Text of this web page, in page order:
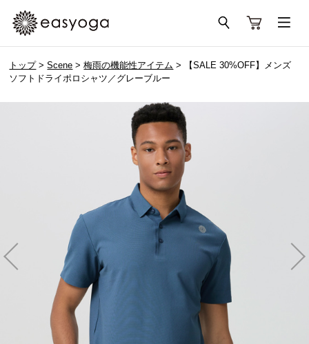
トップ>Scene >梅雨の機能性アイテム > 【SALE 30%OFF】メンズ
ソフトドライポロシャツ／グレーブルー